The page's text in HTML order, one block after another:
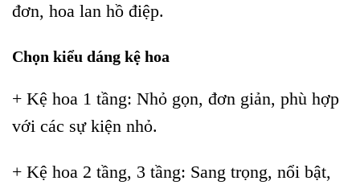
đơn, hoa lan hồ điệp.
Chọn kiểu dáng kệ hoa
+ Kệ hoa 1 tầng: Nhỏ gọn, đơn giản, phù hợp
với các sự kiện nhỏ.
+ Kệ hoa 2 tầng, 3 tầng: Sang trọng, nổi bật,